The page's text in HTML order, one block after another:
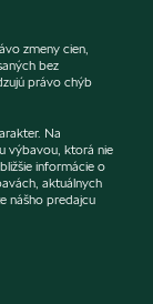
zmeny cien,
bez
právo chýb
Na
výbavou, ktorá nie
informácie o
aktuálnych
nášho predajcu